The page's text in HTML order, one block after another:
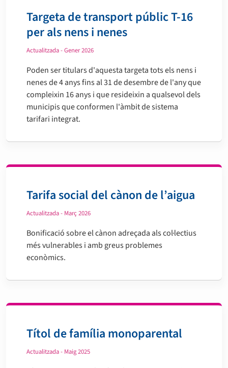
Targeta de transport públic T-16
per als nens i nenes
Actualitzada - Gener 2026
Poden ser titulars d'aquesta targeta tots els nens i
nenes de 4 anys fins al 31 de desembre de l'any que
compleixin 16 anys i que resideixin a qualsevol dels
municipis que conformen l'àmbit de sistema
tarifari integrat.
Tarifa social del cànon de l’aigua
Actualitzada - Març 2026
Bonificació sobre el cànon adreçada als col·lectius
més vulnerables i amb greus problemes
econòmics.
Títol de família monoparental
Actualitzada - Maig 2025